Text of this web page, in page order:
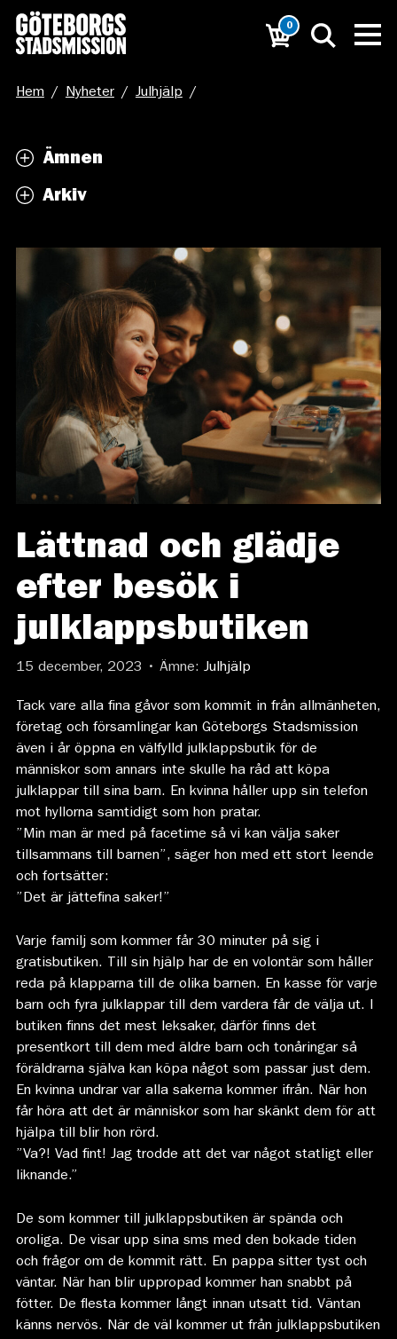
0
Hem / Nyheter / Julhjälp /
Ämnen
Arkiv
Lättnad och glädje
efter besök i
julklappsbutiken
15 december, 2023 • Ämne: Julhjälp
Tack vare alla fina gåvor som kommit in från allmänheten,
företag och församlingar kan Göteborgs Stadsmission
även i år öppna en välfylld julklappsbutik för de
människor som annars inte skulle ha råd att köpa
julklappar till sina barn. En kvinna håller upp sin telefon
mot hyllorna samtidigt som hon pratar.
”Min man är med på facetime så vi kan välja saker
tillsammans till barnen”, säger hon med ett stort leende
och fortsätter:
”Det är jättefina saker!”
Varje familj som kommer får 30 minuter på sig i
gratisbutiken. Till sin hjälp har de en volontär som håller
reda på klapparna till de olika barnen. En kasse för varje
barn och fyra julklappar till dem vardera får de välja ut. I
butiken finns det mest leksaker, därför finns det
presentkort till dem med äldre barn och tonåringar så
föräldrarna själva kan köpa något som passar just dem.
En kvinna undrar var alla sakerna kommer ifrån. När hon
får höra att det är människor som har skänkt dem för att
hjälpa till blir hon rörd.
”Va?! Vad fint! Jag trodde att det var något statligt eller
liknande.”
De som kommer till julklappsbutiken är spända och
oroliga. De visar upp sina sms med den bokade tiden
och frågor om de kommit rätt. En pappa sitter tyst och
väntar. När han blir uppropad kommer han snabbt på
fötter. De flesta kommer långt innan utsatt tid. Väntan
känns nervös. När de väl kommer ut från julklappsbutiken